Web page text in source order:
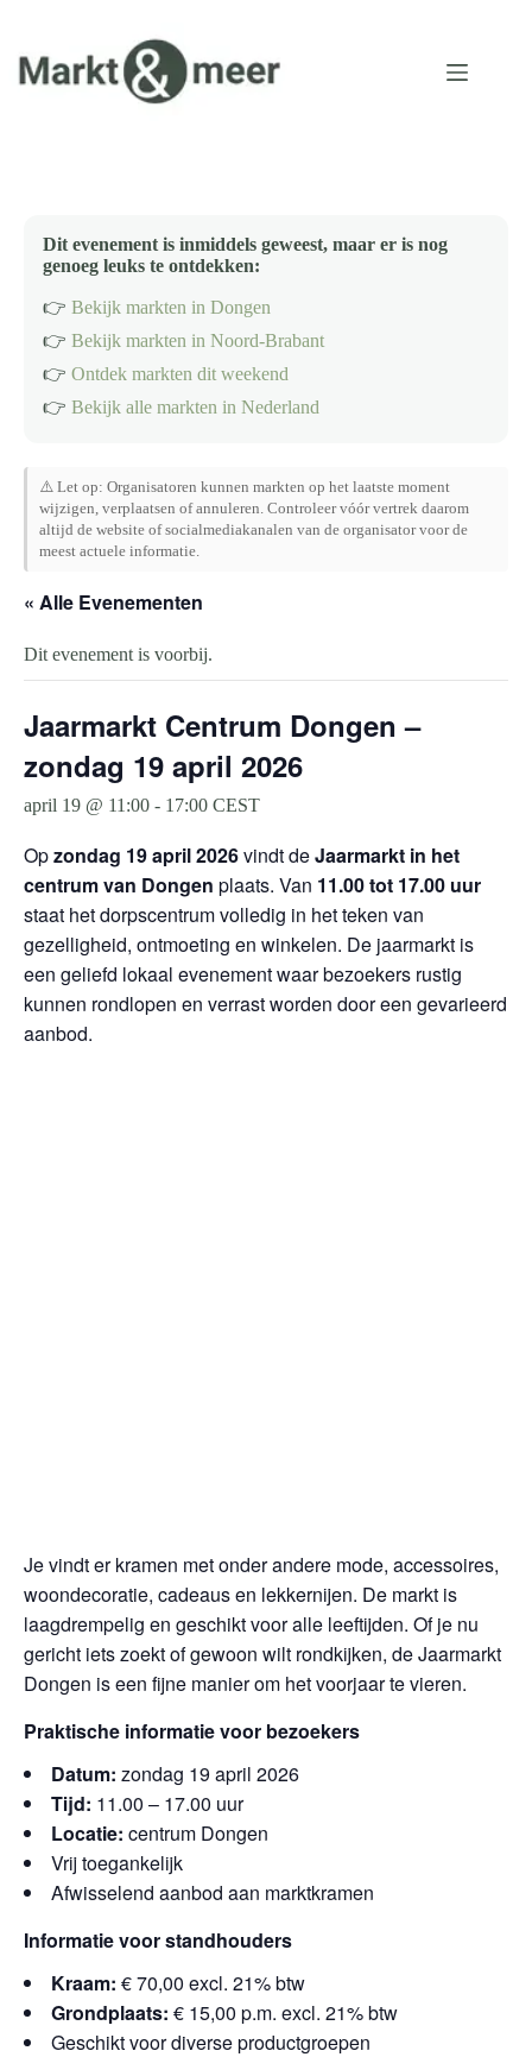
inhoud
Dit evenement is inmiddels geweest, maar er is nog
genoeg leuks te ontdekken:
👉 Bekijk markten in Dongen
👉 Bekijk markten in Noord-Brabant
👉 Ontdek markten dit weekend
👉 Bekijk alle markten in Nederland
⚠️ Let op: Organisatoren kunnen markten op het laatste moment
wijzigen, verplaatsen of annuleren. Controleer vóór vertrek daarom
altijd de website of socialmediakanalen van de organisator voor de
meest actuele informatie.
« Alle Evenementen
Dit evenement is voorbij.
Jaarmarkt Centrum Dongen –
zondag 19 april 2026
april 19 @ 11:00 - 17:00 CEST
Opzondag 19 april 2026vindt deJaarmarkt in het
centrum van Dongen plaats. Van 11.00 tot 17.00 uur
staat het dorpscentrum volledig in het teken van
gezelligheid, ontmoeting en winkelen. De jaarmarkt is
een geliefd lokaal evenement waar bezoekers rustig
kunnen rondlopen en verrast worden door een gevarieerd
aanbod.
Je vindt er kramen met onder andere mode, accessoires,
woondecoratie, cadeaus en lekkernijen. De markt is
laagdrempelig en geschikt voor alle leeftijden. Of je nu
gericht iets zoekt of gewoon wilt rondkijken, de Jaarmarkt
Dongen is een fijne manier om het voorjaar te vieren.
Praktische informatie voor bezoekers
Datum: zondag 19 april 2026
Tijd: 11.00 – 17.00 uur
Locatie: centrum Dongen
Vrij toegankelijk
Afwisselend aanbod aan marktkramen
Informatie voor standhouders
Kraam: € 70,00 excl. 21% btw
Grondplaats: € 15,00 p.m. excl. 21% btw
Geschikt voor diverse productgroepen